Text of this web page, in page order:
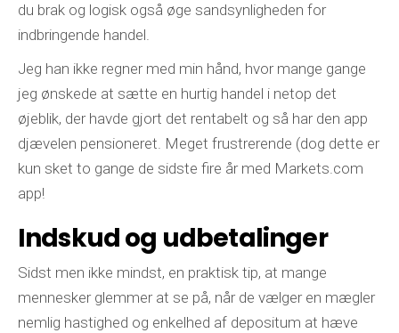
du brak og logisk også øge sandsynligheden for
indbringende handel.
Jeg han ikke regner med min hånd, hvor mange gange
jeg ønskede at sætte en hurtig handel i netop det
øjeblik, der havde gjort det rentabelt og så har den app
djævelen pensioneret. Meget frustrerende (dog dette er
kun sket to gange de sidste fire år med Markets.com
app!
Indskud og udbetalinger
Sidst men ikke mindst, en praktisk tip, at mange
mennesker glemmer at se på, når de vælger en mægler
nemlig hastighed og enkelhed af depositum at hæve